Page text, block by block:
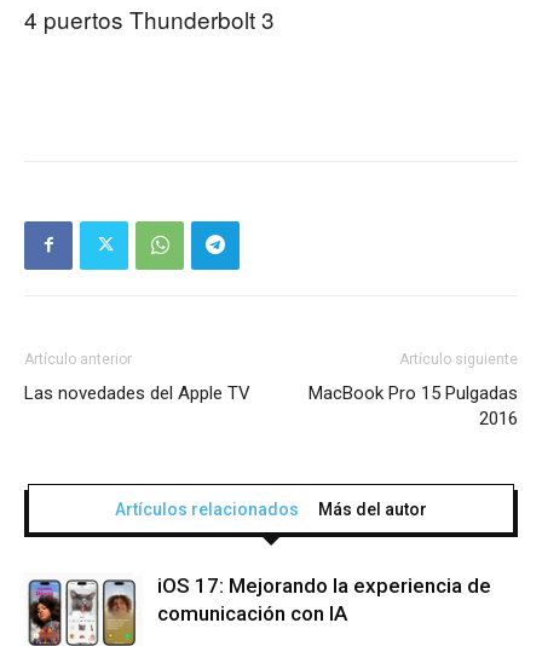
4 puertos Thunderbolt 3
Artículo anterior
Las novedades del Apple TV
Artículo siguiente
MacBook Pro 15 Pulgadas
2016
Artículos relacionados Más del autor
iOS 17: Mejorando la experiencia de
comunicación con IA